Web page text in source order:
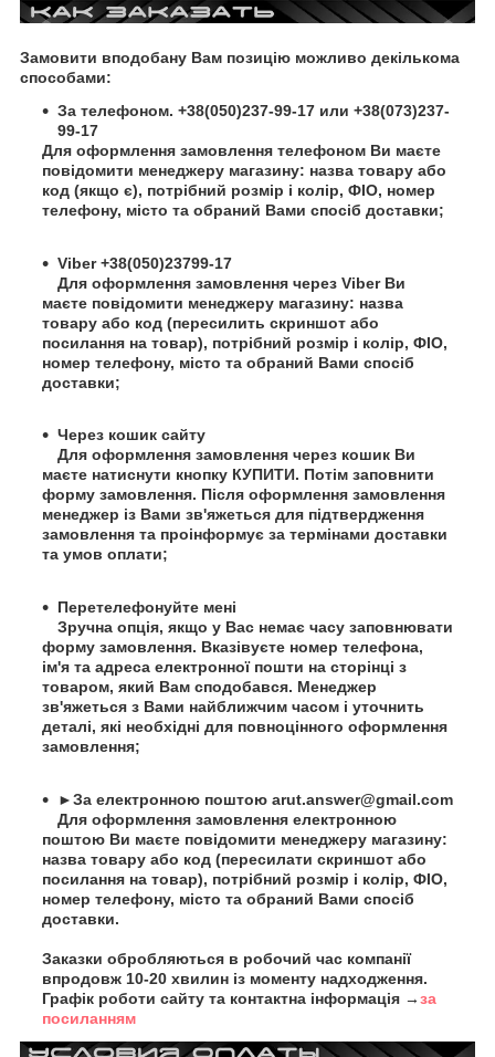
Замовити вподобану Вам позицію можливо декількома
способами:
За телефоном. +38(050)237-99-17 или +38(073)237-
99-17
Для оформлення замовлення телефоном Ви маєте
повідомити менеджеру магазину: назва товару або
код (якщо є), потрібний розмір і колір, ФІО, номер
телефону, місто та обраний Вами спосіб доставки;
Viber +38(050)23799-17
Для оформлення замовлення через Viber Ви
маєте повідомити менеджеру магазину: назва
товару або код (пересилить скриншот або
посилання на товар), потрібний розмір і колір, ФІО,
номер телефону, місто та обраний Вами спосіб
доставки;
Через кошик сайту
Для оформлення замовлення через кошик Ви
маєте натиснути кнопку КУПИТИ. Потім заповнити
форму замовлення. Після оформлення замовлення
менеджер із Вами зв'яжеться для підтвердження
замовлення та проінформує за термінами доставки
та умов оплати;
Перетелефонуйте мені
Зручна опція, якщо у Вас немає часу заповнювати
форму замовлення. Вказівуєте номер телефона,
ім'я та адреса електронної пошти на сторінці з
товаром, який Вам сподобався. Менеджер
зв'яжеться з Вами найближчим часом і уточнить
деталі, які необхідні для повноцінного оформлення
замовлення;
►За електронною поштою arut.answer@gmail.com
Для оформлення замовлення електронною
поштою Ви маєте повідомити менеджеру магазину:
назва товару або код (пересилати скриншот або
посилання на товар), потрібний розмір і колір, ФІО,
номер телефону, місто та обраний Вами спосіб
доставки.
Заказки обробляються в робочий час компанії
впродовж 10-20 хвилин із моменту надходження.
Графік роботи сайту та контактна інформація →за
посиланням